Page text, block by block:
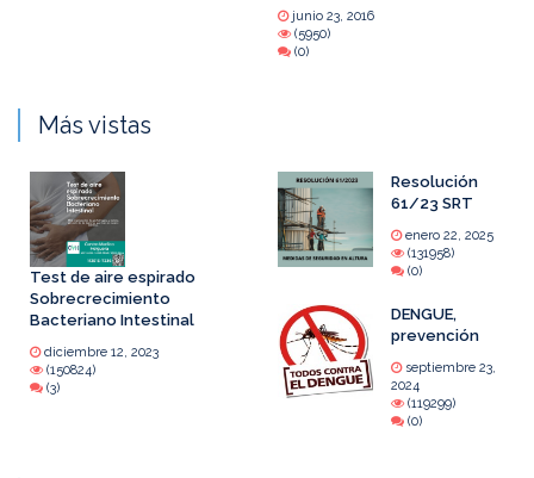
junio 23, 2016
(5950)
(0)
Más vistas
Test de aire espirado
Sobrecrecimiento
Bacteriano Intestinal
diciembre 12, 2023
(150824)
(3)
Resolución
61/23 SRT
enero 22, 2025
(131958)
(0)
DENGUE,
prevención
septiembre 23,
2024
(119299)
(0)